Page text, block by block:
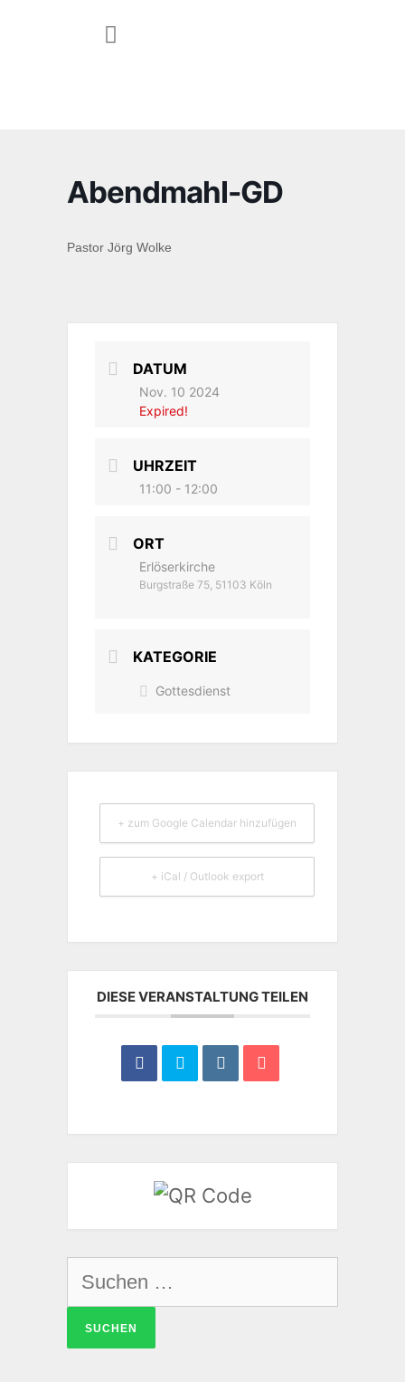
Abendmahl-GD
Pastor Jörg Wolke
DATUM
Nov. 10 2024
Expired!
UHRZEIT
11:00 - 12:00
ORT
Erlöserkirche
Burgstraße 75, 51103 Köln
KATEGORIE
Gottesdienst
+ zum Google Calendar hinzufügen
+ iCal / Outlook export
DIESE VERANSTALTUNG TEILEN